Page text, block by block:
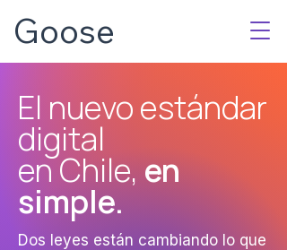
Goose
El nuevo estándar
digital
en Chile,en
simple.
Dos leyes están cambiando lo que